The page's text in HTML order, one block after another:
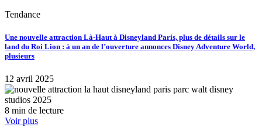
Tendance
Une nouvelle attraction Là-Haut à Disneyland Paris, plus de détails sur le
land du Roi Lion : à un an de l’ouverture annonces Disney Adventure World,
plusieurs
12 avril 2025
8 min de lecture
Voir plus